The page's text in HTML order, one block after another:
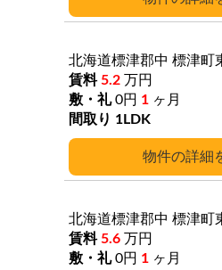
詳細
北海道標津郡中 標津町
5.2 万円
0円 1 ヶ月
1LDK
北海道標津郡中 標津町
5.6 万円
0円 1 ヶ月